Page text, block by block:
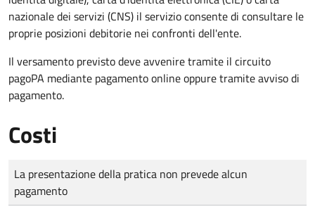
nazionale dei servizi (CNS) il servizio consente di consultare le
proprie posizioni debitorie nei confronti dell'ente.
Il versamento previsto deve avvenire tramite il circuito
pagoPA mediante pagamento online oppure tramite avviso di
pagamento.
Costi
Tipo di pagamento
Importo
La presentazione della pratica non prevede alcun
pagamento